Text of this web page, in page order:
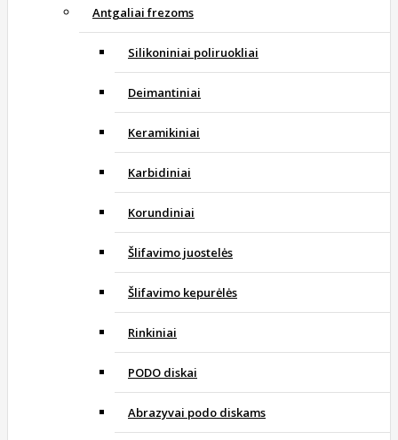
Antgaliai frezoms
Silikoniniai poliruokliai
Deimantiniai
Keramikiniai
Karbidiniai
Korundiniai
Šlifavimo juostelės
Šlifavimo kepurėlės
Rinkiniai
PODO diskai
Abrazyvai podo diskams